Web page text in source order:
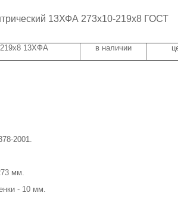
13ХФА 273х10-219х8 ГОСТ
13ХФА в наличии
2001.
мм.
- 10 мм.